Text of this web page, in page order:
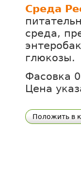
Среда
среда,
глюкозы.
Фасовка
Цена
Положить в